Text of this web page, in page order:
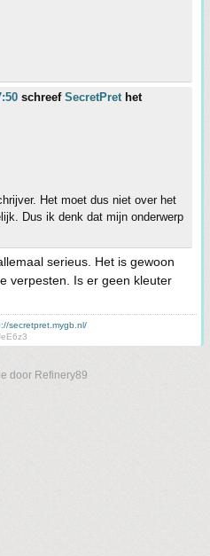
schreef SecretPret het
Het moet dus niet over het
Dus ik denk dat mijn onderwerp
serieus. Het is gewoon
verpesten. Is er geen kleuter
secretpret.mygb.nl/
door Refinery89